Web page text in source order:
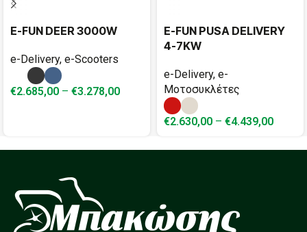
E-FUN DEER 3000W
e-Delivery, e-Scooters
€2.685,00 – €3.278,00
E-FUN PUSA DELIVERY
4-7KW
e-Delivery, e-
Μοτοσυκλέτες
€2.630,00 – €4.439,00